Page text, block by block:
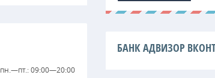
пн.—пт.: 09:00—20:00
БАНК АДВИЗОР